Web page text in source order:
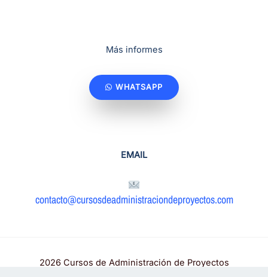
Más informes
WHATSAPP
EMAIL
contacto@cursosdeadministraciondeproyectos.com
2026 Cursos de Administración de Proyectos